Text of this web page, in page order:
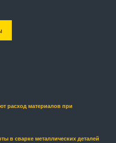
расход материалов при
в сварке металлических деталей